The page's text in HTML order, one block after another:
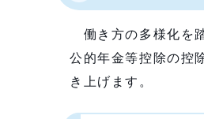
働き方の多様化を
公的年金等控除の控
き上げます。